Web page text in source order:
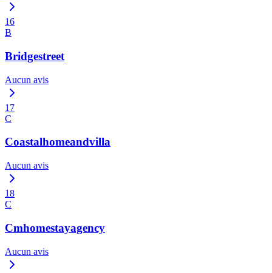
16
B
Bridgestreet
Aucun avis
17
C
Coastalhomeandvilla
Aucun avis
18
C
Cmhomestayagency
Aucun avis